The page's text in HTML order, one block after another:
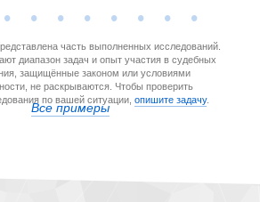
Все примеры
часть выполненных исследований.
диапазон задач и опыт участия в судебных
защищённые законом или условиями
не раскрываются. Чтобы проверить
по вашей ситуации, опишите задачу.